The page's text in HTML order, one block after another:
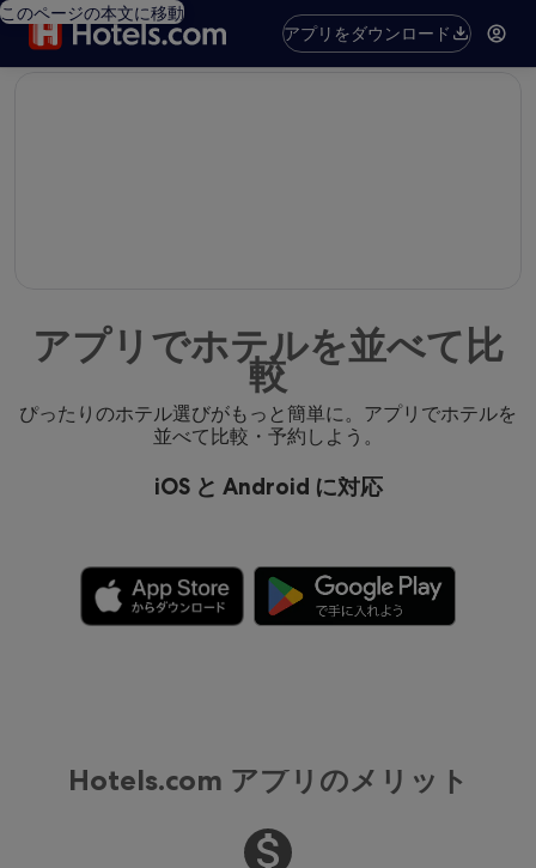
このページの本文に移動
アプリをダウンロード
アプリでホテルを並べて比
較
ぴったりのホテル選びがもっと簡単に。アプリでホテルを
並べて比較・予約しよう。
iOS と Android に対応
Hotels.com アプリのメリット